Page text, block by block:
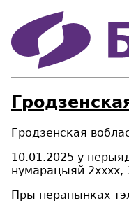
Гродзенская
10.01.2025 у
нумарацыяй 2хххх,
Пры перапынках